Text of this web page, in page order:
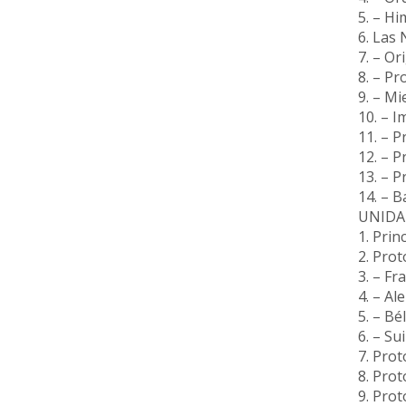
5. –
6. Las
7. –
8. –
9. –
10. –
11. –
12. –
13. –
14. –
1.
2.
3. –
4. –
5. –
6. –
7.
8.
9.